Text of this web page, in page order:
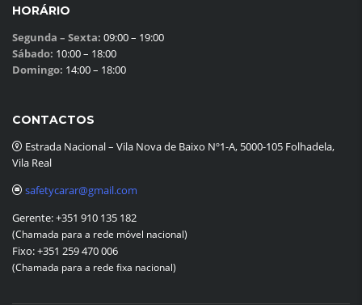
HORÁRIO
Segunda – Sexta: 09:00 – 19:00
Sábado: 10:00 – 18:00
Domingo: 14:00 – 18:00
CONTACTOS
Estrada Nacional – Vila Nova de Baixo Nº1-A, 5000-105 Folhadela,
Vila Real
safetycarar@gmail.com
Gerente:+351 910 135 182
(Chamada para a rede móvel nacional)
Fixo:+351 259 470 006
(Chamada para a rede fixa nacional)